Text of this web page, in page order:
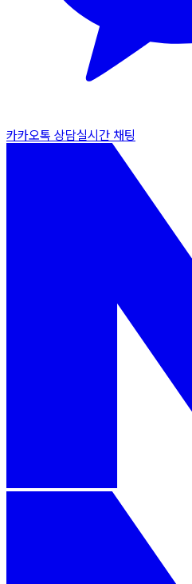
카카오톡 상담실시간 채팅